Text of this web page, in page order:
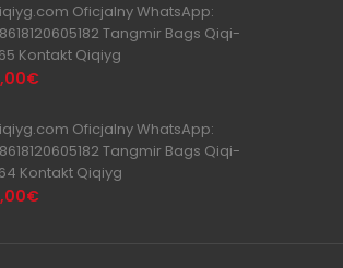
Oficjalny WhatsApp:
Tangmir Bags Qiqi-
Kontakt Qiqiyg
Oficjalny WhatsApp:
Tangmir Bags Qiqi-
Kontakt Qiqiyg